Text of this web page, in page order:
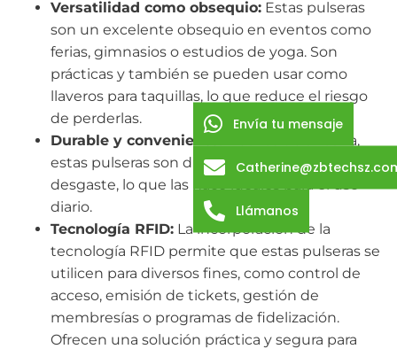
Versatilidad como obsequio:Estas pulseras
son un excelente obsequio en eventos como
ferias, gimnasios o estudios de yoga. Son
prácticas y también se pueden usar como
llaveros para taquillas, lo que reduce el riesgo
de perderlas.
Durable y conveniente:
Hechas de silicona,
estas pulseras son duraderas y resistentes al
desgaste, lo que las hace ideales para el uso
diario.
Tecnología RFID:La incorporación de la
tecnología RFID permite que estas pulseras se
utilicen para diversos fines, como control de
acceso, emisión de tickets, gestión de
membresías o programas de fidelización.
Ofrecen una solución práctica y segura para
Envía tu mensaje
Llámanos